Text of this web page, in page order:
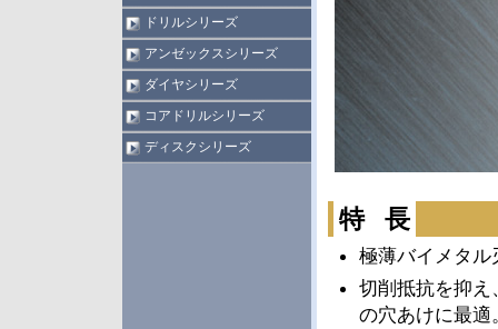
ドリルシリーズ
アンゼックスシリーズ
ダイヤシリーズ
コアドリルシリーズ
ディスクシリーズ
特 長
極薄バイメタル
切削抵抗を抑え
の穴あけに最適